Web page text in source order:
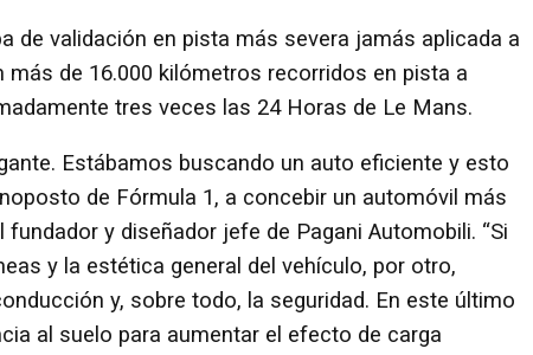
de validación en pista más severa jamás aplicada a
de 16.000 kilómetros recorridos en pista a
tres veces las 24 Horas de Le Mans.
Estábamos buscando un auto eficiente y esto
de Fórmula 1, a concebir un automóvil más
y diseñador jefe de Pagani Automobili. “Si
y la estética general del vehículo, por otro,
y, sobre todo, la seguridad. En este último
al suelo para aumentar el efecto de carga